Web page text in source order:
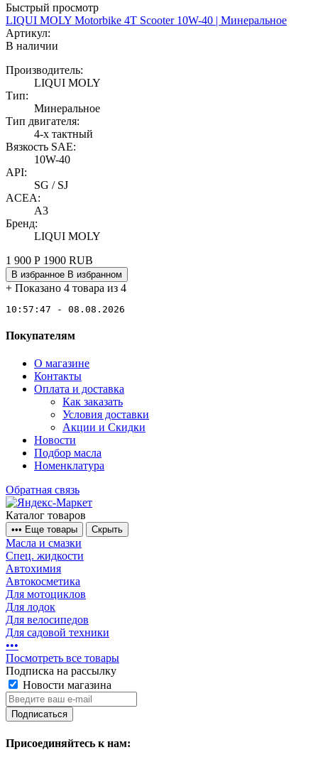
Быстрый просмотр
LIQUI MOLY Motorbike 4T Scooter 10W-40 | Минеральное
Артикул:
В наличии
Производитель:
LIQUI MOLY
Тип:
Минеральное
Тип двигателя:
4-х тактный
Вязкость SAE:
10W-40
API:
SG / SJ
ACEA:
A3
Бренд:
LIQUI MOLY
1 900 Р 1900 RUB
В избранное В избранном
+ Показано 4 товара из 4
10:57:47 - 08.08.2026
Покупателям
О магазине
Контакты
Оплата и доставка
Как заказать
Условия доставки
Акции и Скидки
Новости
Подбор масла
Номенклатура
Обратная связь
Каталог товаров
••• Еще товары Скрыть
Масла и смазки
Спец. жидкости
Автохимия
Автокосметика
Для мотоциклов
Для лодок
Для велосипедов
Для садовой техники
•••
Посмотреть все товары
Подписка на рассылку
Новости магазина
Подписаться
Присоединяйтесь к нам: